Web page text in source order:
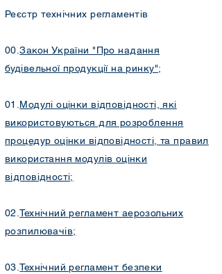
Реєстр технічних регламентів
00.Закон України "Про надання
будівельної продукції на ринку";
01. Модулі оцінки відповідності, які
використовуються для розроблення
процедур оцінки відповідності, та правил
використання модулів оцінки
відповідності;
02.Технічний регламент аерозольних
розпилювачів;
03.Технічний регламент безпеки